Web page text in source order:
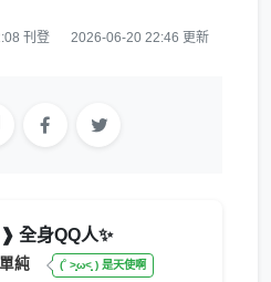
刊登 2026-06-20 22:46 更新
全身QQ人✨
純 (˚ ˃̣̣̥ω˂̣̣̥ ) 是天使啊